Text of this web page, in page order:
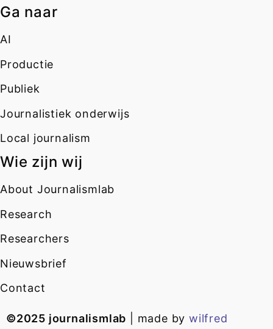
Ga naar
AI
Productie
Publiek
Journalistiek onderwijs
Local journalism
Wie zijn wij
About Journalismlab
Research
Researchers
Nieuwsbrief
Contact
©2025 journalismlab | made bywilfred